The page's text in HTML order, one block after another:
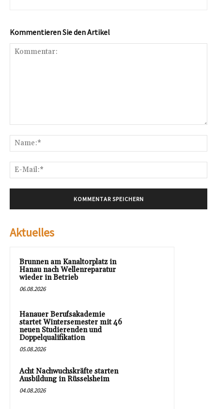
Kommentieren Sie den Artikel
Aktuelles
Brunnen am Kanaltorplatz in
Hanau nach Wellenreparatur
wieder in Betrieb
06.08.2026
Hanauer Berufsakademie
startet Wintersemester mit 46
neuen Studierenden und
Doppelqualifikation
05.08.2026
Acht Nachwuchskräfte starten
Ausbildung in Rüsselsheim
04.08.2026